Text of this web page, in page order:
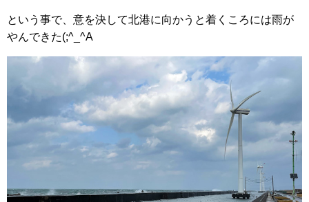
という事で、意を決して北港に向かうと着くころには雨が
やんできた(;^_^A